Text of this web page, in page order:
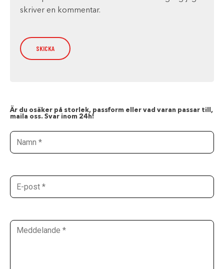
skriver en kommentar.
Är du osäker på storlek, passform eller vad varan passar till,
maila oss. Svar inom 24h!